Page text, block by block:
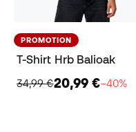
PROMOTION
T-Shirt Hrb Balioak
34,99 €20,99 €−40%